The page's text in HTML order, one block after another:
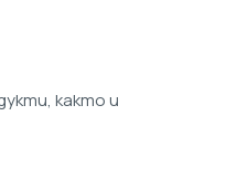
както и